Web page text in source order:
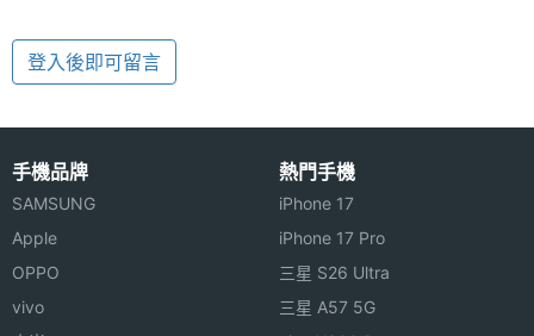
登入後即可留言
手機品牌
SAMSUNG
Apple
OPPO
vivo
熱門手機
iPhone 17
iPhone 17 Pro
三星 S26 Ultra
三星 A57 5G